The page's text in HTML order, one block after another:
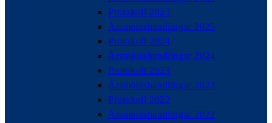
Protokoll 2025
Årsmöteshandlingar 2025
Protokoll 2024
Årsmöteshandlingar 2024
Protokoll 2023
Årsmöteshandlingar 2023
Protokoll 2022
Årsmöteshandlingar 2022